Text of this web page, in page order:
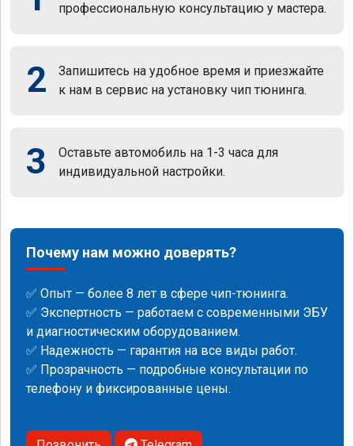
профессиональную консультацию у мастера.
2
Запишитесь на удобное время и приезжайте
к нам в сервис на установку чип тюнинга.
3
Оставьте автомобиль на 1-3 часа для
индивидуальной настройки.
Почему нам можно доверять?
✅ Опыт — более 8 лет в сфере чип-тюнинга.
✅ Экспертность — работаем с современными ЭБУ
и диагностическим оборудованием.
✅ Надежность — гарантия на все виды работ.
✅ Прозрачность — подробные консультации по
телефону и фиксированные цены.